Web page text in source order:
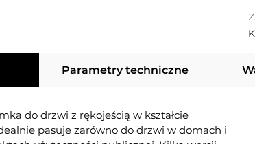
Parametry techniczne
do drzwi z rękojeścią w kształcie
pasuje zarówno do drzwi w domach i